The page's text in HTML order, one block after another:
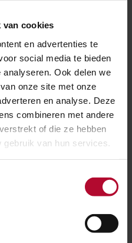
van cookies
en advertenties te
social media te bieden
Ook delen we
onze site met onze
en analyse. Deze
combineren met andere
of die ze hebben
van hun services.
is onderdeel van
; sneller reizen in Noord-
door meer treinen,
en sneller rijden.